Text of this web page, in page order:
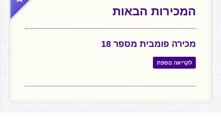
המכירות הבאות
מכירה פומבית מספר 18
לקריאה נוספת